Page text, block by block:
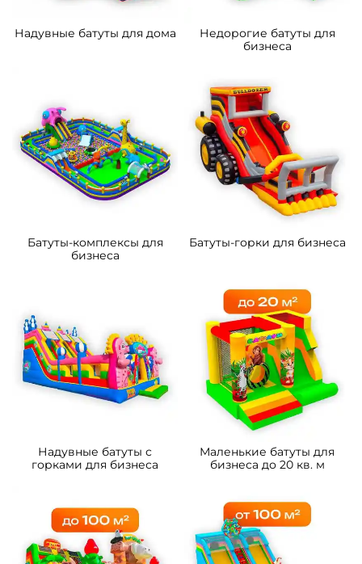
Надувные батуты для дома
Недорогие батуты для
бизнеса
Батуты-комплексы для
бизнеса
Батуты-горки для бизнеса
Надувные батуты с
горками для бизнеса
Маленькие батуты для
бизнеса до 20 кв. м